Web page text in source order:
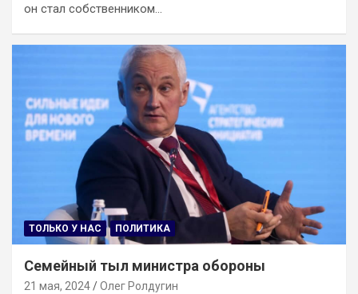
он стал собственником…
ТОЛЬКО У НАС ПОЛИТИКА
Семейный тыл министра обороны
21 мая, 2024 Олег Ролдугин